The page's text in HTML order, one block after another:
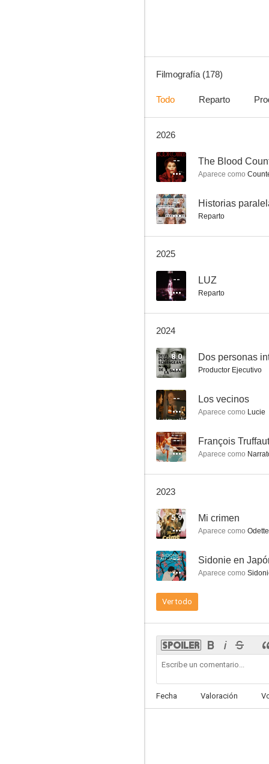
9.0
En otro país
8.0
Cautiva
Filmografía (178)
Todo Reparto
2026
-- The Blood
Aparece como
-- Historias
Reparto
2025
-- LUZ
Reparto
2024
8.0
Productor Ejecutivo
-- Los vecinos
Aparece como Lucie
-- François
Aparece como
2023
5.9 Mi crimen
Aparece como
-- Sidonie en
Aparece como
Ver todo
Fecha Valoración